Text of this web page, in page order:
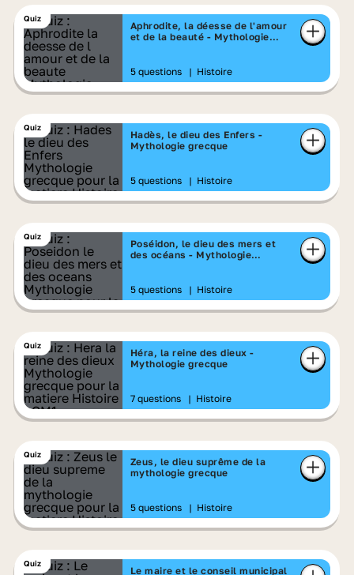
Quiz
Aphrodite, la déesse de l'amour
et de la beauté - Mythologie
5 questions
| Histoire
Quiz
Hadès, le dieu des Enfers -
Mythologie grecque
5 questions | Histoire
Quiz
Poséidon, le dieu des mers et
des océans - Mythologie
5 questions
| Histoire
Quiz
Héra, la reine des dieux -
Mythologie grecque
7 questions | Histoire
Quiz
Zeus, le dieu suprême de la
mythologie grecque
5 questions | Histoire
Quiz
Le maire et le conseil municipal